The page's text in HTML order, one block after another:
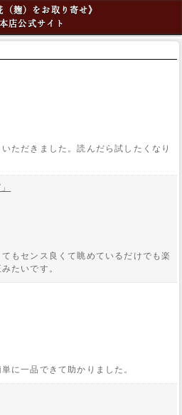
（麹）をお取り寄せ》
店公式サイト
ただきました。読んだら試したくなり
もセンス良くて眺めているだけでも楽
たいです。
に一品できて助かりました。